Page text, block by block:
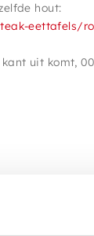
hout:
eettafels/
uit komt,